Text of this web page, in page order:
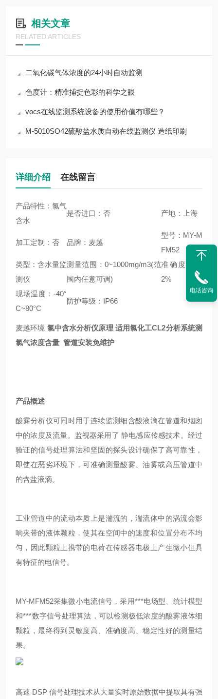
相关文章
RELATED ARTICLES
二氧化碳气体浓度的24小时自动监测
色度计：精准捕捉色彩的科学之眼
vocs在线监测系统设备的使用价值有哪些？
M-5010SO42硫酸盐水质自动在线监测仪 造纸印刷
详细介绍 在线留言
产品特性：氯气
含水
是否进口：否 产地：上海
加工定制：否 品牌：麦越
型号：MY-M
FM52
类型：含水量监
测仪
测量范围：0~1000mg/m3(范
围内任意可调)
准确度：士
2%
现场温度：-40°
C~80°C
防护等级：IP66
麦越环境 氯中含水分析仪原理 适用氯化工CL2分析系统测
氯气浓度含量 管道安装免维护
产品概述
酸雾分析仪可同时用于连续监测细含酸液滴在管道和烟囱
中的浓度及流量。监视器采用了 静电感应传感技术。经过
验证的信号处理算法和坚固的探头设计确保了高可靠性，
即使在恶劣环境下，可准确测量酸雾、油雾或高压管道中
的含盐液滴。
工业管道中的流动本质上是湍流的，湍流体中的涡流会影
响夹带的液体颗粒，使其在空间中的速度和位置分布不均
匀，因此颗粒上携带的电荷在传感器电极上产生微小但具
有特征的电信号。
MY-MFM52采集微小电流信号，采用***电场型、统计模型
和***数字信号处理算法，可以检测极低浓度的酸雾液体细
颗粒，最终得到灵敏度高、准确度高、稳定性好的测量结
果。
高速 DSP 信号处理技术从大量实时原始数据中提取具有强
电话咨询